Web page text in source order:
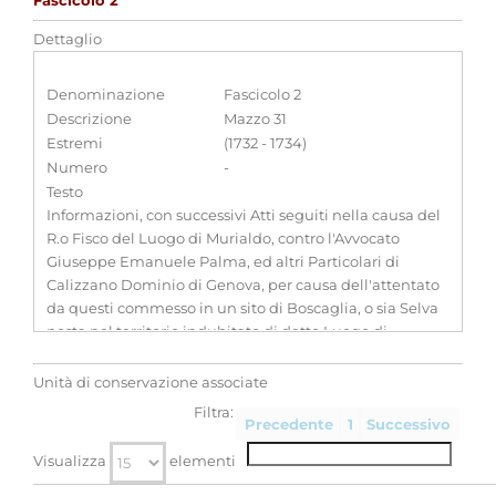
Dettaglio
Denominazione
Fascicolo 2
Descrizione
Mazzo 31
Estremi
(1732 - 1734)
Numero
-
Testo
Informazioni, con successivi Atti seguiti nella causa del
R.o Fisco del Luogo di Murialdo, contro l'Avvocato
Giuseppe Emanuele Palma, ed altri Particolari di
Calizzano Dominio di Genova, per causa dell'attentato
da questi commesso in un sito di Boscaglia, o sia Selva
posta nel territorio indubitato di detto Luogo di
de' Mussi, qual Sito resta diviso dalle fini sud.te di
pregiudizio non meno di Giorgino Gazzano, e della
Com.t� di d.o Luogo di Murialdo, quant'anche della R.a
Giurisdizione 1732 in 1734. Insieme al Ricorso presentato
Unità di conservazione associate
Precedente 1 Successivo
Visualizza elementi
Filtra: